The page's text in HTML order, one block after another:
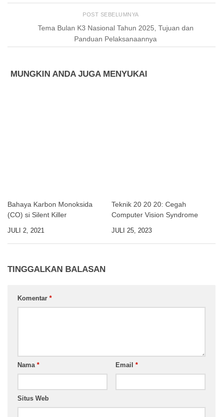
POST SEBELUMNYA
Tema Bulan K3 Nasional Tahun 2025, Tujuan dan
Panduan Pelaksanaannya
MUNGKIN ANDA JUGA MENYUKAI
Bahaya Karbon Monoksida
(CO) si Silent Killer
JULI 2, 2021
Teknik 20 20 20: Cegah
Computer Vision Syndrome
JULI 25, 2023
TINGGALKAN BALASAN
Komentar *
Nama * Email *
Situs Web